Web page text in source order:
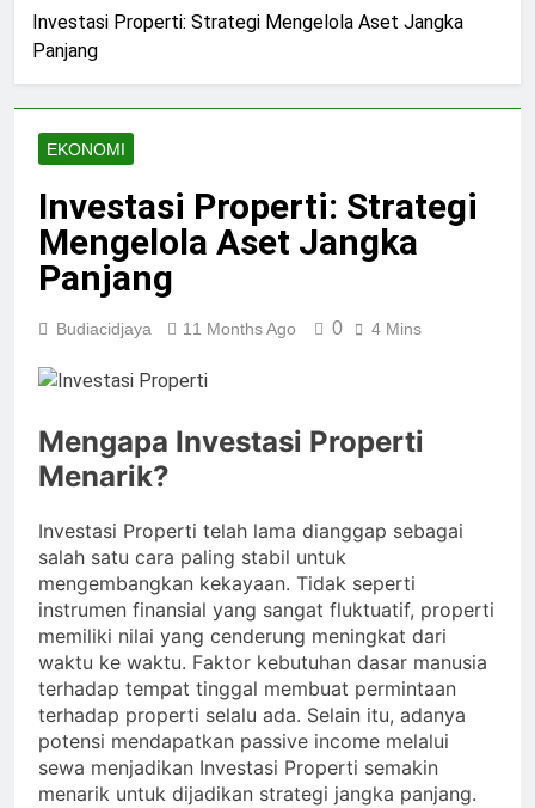
Investasi Properti: Strategi Mengelola Aset Jangka
Panjang
EKONOMI
Investasi Properti: Strategi
Mengelola Aset Jangka
Panjang
Budiacidjaya 11 Months Ago 0 4 Mins
Mengapa Investasi Properti
Menarik?
Investasi Properti telah lama dianggap sebagai
salah satu cara paling stabil untuk
mengembangkan kekayaan. Tidak seperti
instrumen finansial yang sangat fluktuatif, properti
memiliki nilai yang cenderung meningkat dari
waktu ke waktu. Faktor kebutuhan dasar manusia
terhadap tempat tinggal membuat permintaan
terhadap properti selalu ada. Selain itu, adanya
potensi mendapatkan passive income melalui
sewa menjadikan Investasi Properti semakin
menarik untuk dijadikan strategi jangka panjang.